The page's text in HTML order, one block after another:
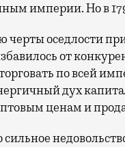
империи. Но в
черты оседлости
от
по всей
дух
ценам и
сильное